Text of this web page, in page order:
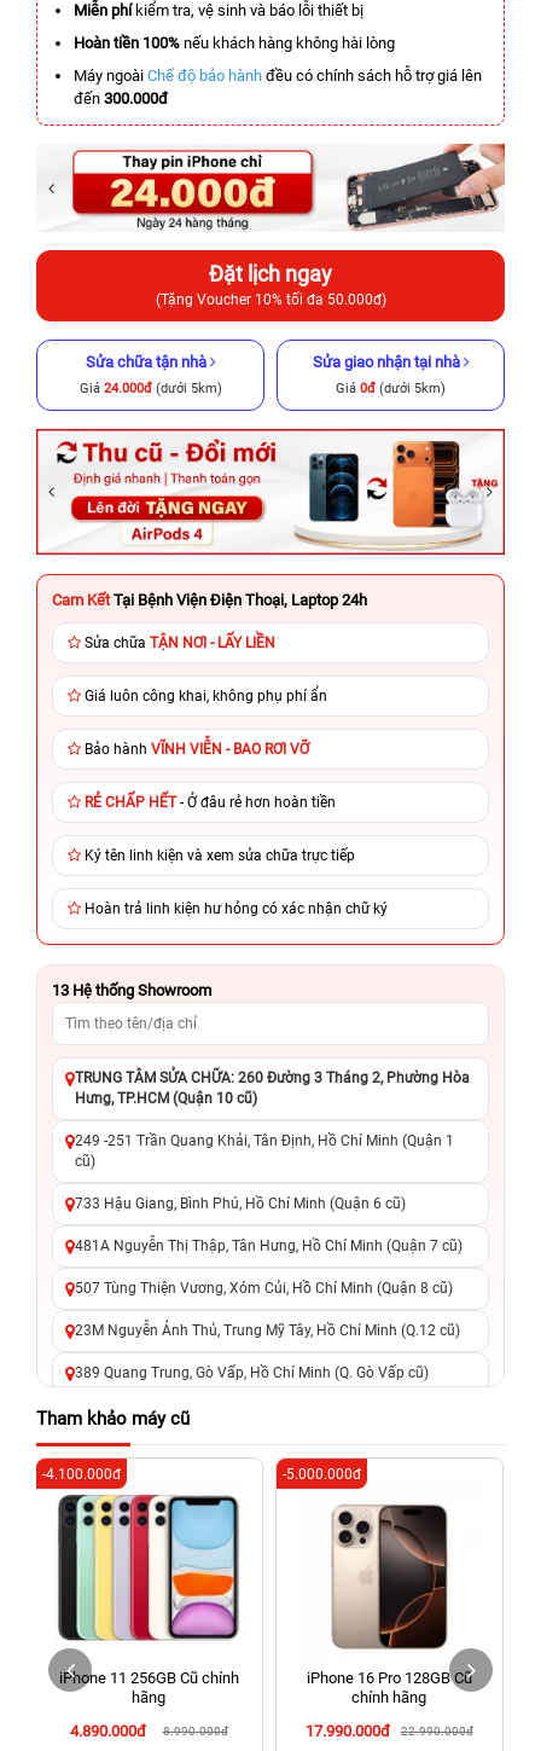
Miễn phíkiểm tra, vệ sinh và báo lỗi thiết bị
Hoàn tiền 100% nếu khách hàng không hài lòng
Máy ngoài Chế độ bảo hành đều có chính sách hỗ trợ giá lên
đến 300.000đ
Đặt lịch ngay
(Tặng Voucher 10% tối đa 50.000đ)
Sửa chữa tận nhà
Giá 24.000đ(dưới 5km)
Sửa giao nhận tại nhà
Giá 0đ (dưới 5km)
Cam Kết Tại Bệnh Viện Điện Thoại, Laptop 24h
Sửa chữa TẬN NƠI - LẤY LIỀN
Giá luôn công khai, không phụ phí ẩn
Bảo hành VĨNH VIỄN - BAO RƠI VỠ
RẺ CHẤP HẾT- Ở đâu rẻ hơn hoàn tiền
Ký tên linh kiện và xem sửa chữa trực tiếp
Hoàn trả linh kiện hư hỏng có xác nhận chữ ký
13 Hệ thống Showroom
TRUNG TÂM SỬA CHỮA: 260 Đường 3 Tháng 2, Phường Hòa
Hưng, TP.HCM (Quận 10 cũ)
249 -251 Trần Quang Khải, Tân Định, Hồ Chí Minh (Quận 1
cũ)
733 Hậu Giang, Bình Phú, Hồ Chí Minh (Quận 6 cũ)
481A Nguyễn Thị Thập, Tân Hưng, Hồ Chí Minh (Quận 7 cũ)
507 Tùng Thiện Vương, Xóm Củi, Hồ Chí Minh (Quận 8 cũ)
23M Nguyễn Ảnh Thủ, Trung Mỹ Tây, Hồ Chí Minh (Q.12 cũ)
389 Quang Trung, Gò Vấp, Hồ Chí Minh (Q. Gò Vấp cũ)
625 - 625A Âu Cơ, Tân Phú, Hồ Chí Minh (Quận Tân Phú cũ)
326 Lê Văn Việt, Tăng Nhơn Phú, Hồ Chí Minh (Q.9 TP. Thủ
Đức cũ)
256 Võ Văn Ngân, Thủ Đức, Hồ Chí Minh (Bình Thọ, TP. Thủ
Đức Cũ)
70 Nguyễn An Ninh, Dĩ An, Hồ Chí Minh (Bình Dương Cũ)
24h Vũng Tàu: 162A Ba Cu, Vũng Tàu, Hồ Chí Minh (TP. Vũng
Tàu cũ)
198 Hoàng Văn Thụ, Tân Sơn Nhất, Hồ Chí Minh (Tân Bình
Tham khảo máy cũ
iPhone 11 256GB Cũ chính
hãng
4.890.000đ
8.990.000đ
-4.100.000đ
iPhone 16 Pro 128GB Cũ
chính hãng
17.990.000đ
22.990.000đ
-5.000.000đ